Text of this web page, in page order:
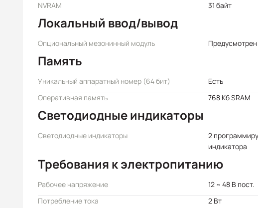
NVRAM
31 байт
Локальный ввод/вывод
Опциональный мезонинный модуль
Память
Уникальный аппаратный номер (64 бит)
Есть
Оперативная память
768 Кб SRAM
Светодиодные индикаторы
Светодиодные индикаторы
2
индикатора
Требования к электропитанию
Рабочее напряжение
12 ~ 48 В пост.
Потребление тока
2 Вт